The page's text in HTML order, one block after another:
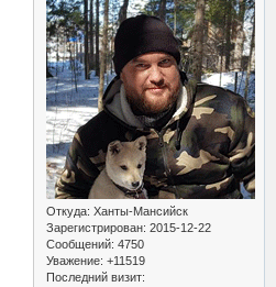
Откуда: Ханты-Мансийск
Зарегистрирован: 2015-12-22
Сообщений: 4750
Уважение: +11519
Последний визит: